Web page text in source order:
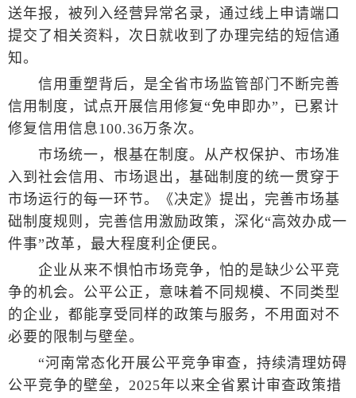
送年报，被列入经营异常名录，通过线上申请端口
提交了相关资料，次日就收到了办理完结的短信通
知。
信用重塑背后，是全省市场监管部门不断完善
信用制度，试点开展信用修复“免申即办”，已累计
修复信用信息100.36万条次。
市场统一，根基在制度。从产权保护、市场准
入到社会信用、市场退出，基础制度的统一贯穿于
市场运行的每一环节。《决定》提出，完善市场基
础制度规则，完善信用激励政策，深化“高效办成一
件事”改革，最大程度利企便民。
企业从来不惧怕市场竞争，怕的是缺少公平竞
争的机会。公平公正，意味着不同规模、不同类型
的企业，都能享受同样的政策与服务，不用面对不
必要的限制与壁垒。
“河南常态化开展公平竞争审查，持续清理妨碍
公平竞争的壁垒，2025年以来全省累计审查政策措